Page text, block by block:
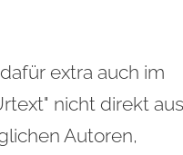
extra auch im
nicht direkt aus
Autoren,